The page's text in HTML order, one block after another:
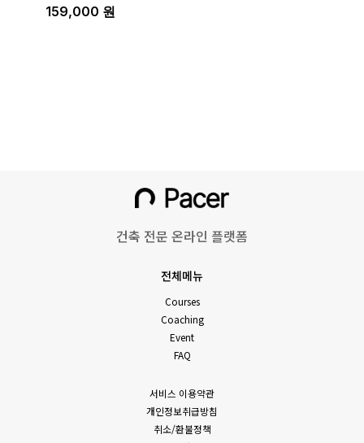
159,000 원
건축 전문 온라인 플랫폼
전체메뉴
Courses
Coaching
Event
FAQ
서비스 이용약관
개인정보취급방침
취소/환불정책